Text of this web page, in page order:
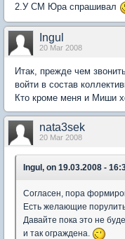
2.У СМ Юра спрашивал
Ingul
20 Mar 2008
Итак, прежде чем
войти в состав
Кто кроме меня и Миши
nata3sek
20 Mar 2008
Ingul, on 19.03.2008 -
Согласен, пора
Есть желающие
Давайте пока это не
и так ограждена.